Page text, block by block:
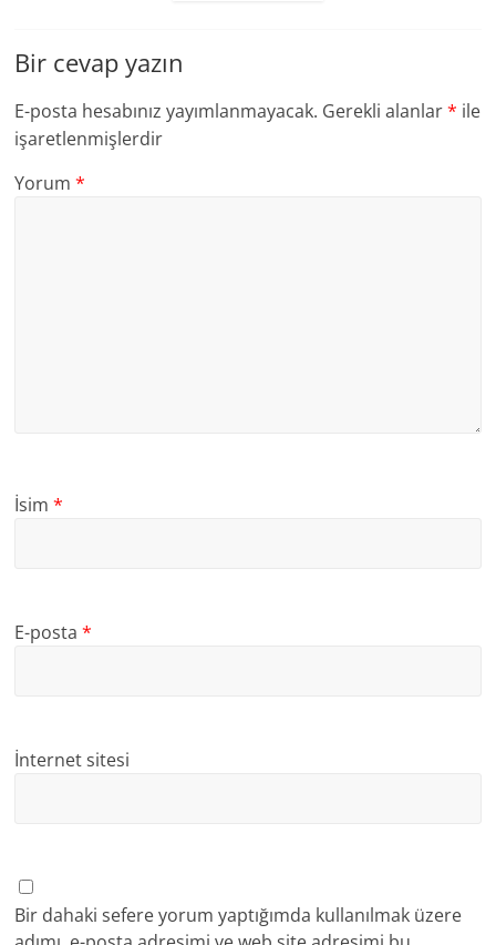
Bir cevap yazın
E-posta hesabınız yayımlanmayacak. Gerekli alanlar* ile
işaretlenmişlerdir
Yorum*
İsim*
E-posta*
İnternet sitesi
Bir dahaki sefere yorum yaptığımda kullanılmak üzere